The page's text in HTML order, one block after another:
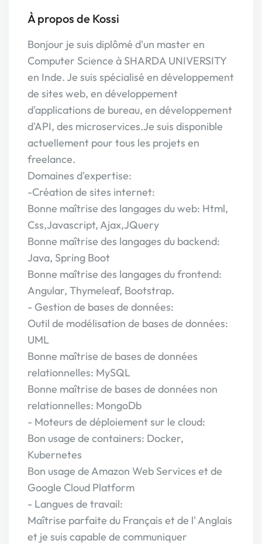
À propos de Kossi
Bonjour je suis diplômé d'un master en
Computer Science à SHARDA UNIVERSITY
en Inde. Je suis spécialisé en développement
de sites web, en développement
d'applications de bureau, en développement
d'API, des microservices.Je suis disponible
actuellement pour tous les projets en
freelance.
Domaines d'expertise:
-Création de sites internet:
Bonne maîtrise des langages du web: Html,
Css,Javascript, Ajax,JQuery
Bonne maîtrise des langages du backend:
Java, Spring Boot
Bonne maîtrise des langages du frontend:
Angular, Thymeleaf, Bootstrap.
- Gestion de bases de données:
Outil de modélisation de bases de données:
UML
Bonne maîtrise de bases de données
relationnelles: MySQL
Bonne maîtrise de bases de données non
relationnelles: MongoDb
- Moteurs de déploiement sur le cloud:
Bon usage de containers: Docker,
Kubernetes
Bon usage de Amazon Web Services et de
Google Cloud Platform
- Langues de travail:
Maîtrise parfaite du Français et de l' Anglais
et je suis capable de communiquer